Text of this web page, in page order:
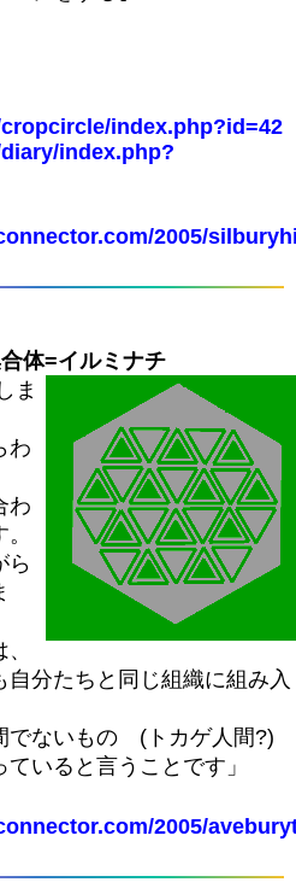
index.php?id=42
index.php?
2005/
体=イルミナチ
ま
わ
わ
ら
分たちと同じ組織に組み入
でないもの (トカゲ人間?)
いると言うことです」
2005/